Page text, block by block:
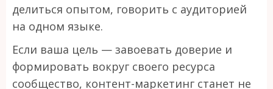
делиться опытом, говорить с аудиторией
на одном языке.
Если ваша цель — завоевать доверие и
формировать вокруг своего ресурса
сообщество, контент-маркетинг станет не